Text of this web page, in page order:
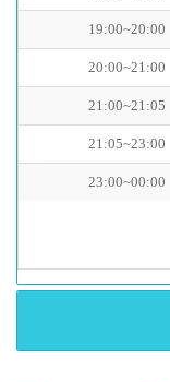
19:00~20:00
20:00~21:00
21:00~21:05
21:05~23:00
23:00~00:00